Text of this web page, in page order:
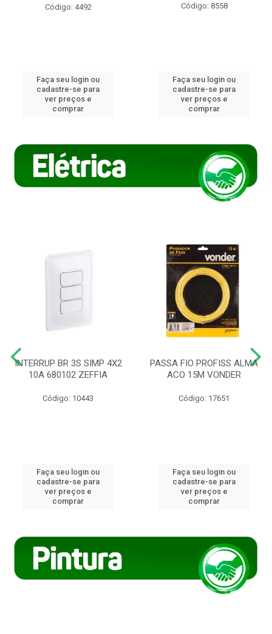
Código: 4492
Faça seu login ou
cadastre-se para
ver preços e
comprar
Código: 8558
Faça seu login ou
cadastre-se para
ver preços e
comprar
INTERRUP BR 3S SIMP 4X2
10A 680102 ZEFFIA
Código: 10443
Faça seu login ou
cadastre-se para
ver preços e
comprar
PASSA FIO PROFISS ALMA
ACO 15M VONDER
Código: 17651
Faça seu login ou
cadastre-se para
ver preços e
comprar